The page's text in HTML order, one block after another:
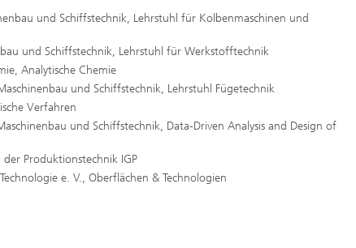
und Schiffstechnik, Lehrstuhl für Kolbenmaschinen und
und Schiffstechnik, Lehrstuhl für Werkstofftechnik
Analytische Chemie
und Schiffstechnik, Lehrstuhl Fügetechnik
Verfahren
und Schiffstechnik, Data-Driven Analysis and Design of
Produktionstechnik IGP
e. V., Oberflächen & Technologien